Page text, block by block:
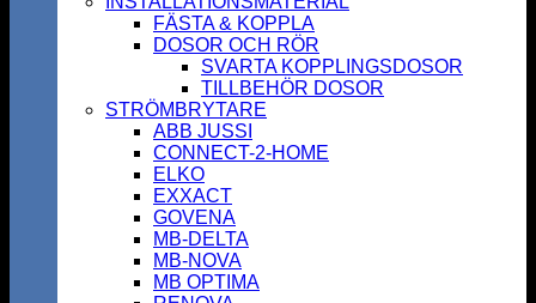
FÄSTA & KOPPLA
DOSOR OCH RÖR
SVARTA KOPPLINGSDOSOR
TILLBEHÖR DOSOR
STRÖMBRYTARE
ABB JUSSI
CONNECT-2-HOME
ELKO
EXXACT
GOVENA
MB-DELTA
MB-NOVA
MB OPTIMA